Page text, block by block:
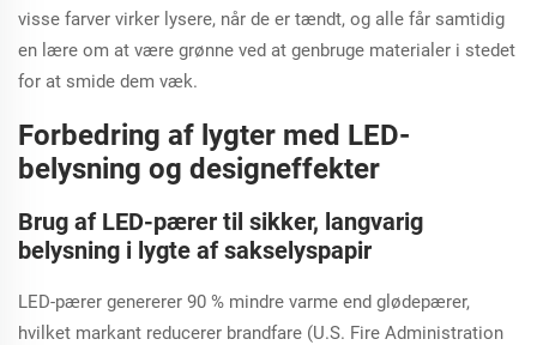
visse farver virker lysere, når de er tændt, og alle får samtidig
en lære om at være grønne ved at genbruge materialer i stedet
for at smide dem væk.
Forbedring af lygter med LED-
belysning og designeffekter
Brug af LED-pærer til sikker, langvarig
belysning i lygte af sakselyspapir
LED-pærer genererer 90 % mindre varme end glødepærer,
hvilket markant reducerer brandfare (U.S. Fire Administration